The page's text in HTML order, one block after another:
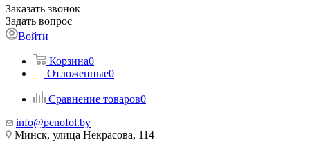
Заказать звонок
Задать вопрос
Войти
Корзина0
Отложенные0
Сравнение товаров0
info@penofol.by
Минск, улица Некрасова, 114